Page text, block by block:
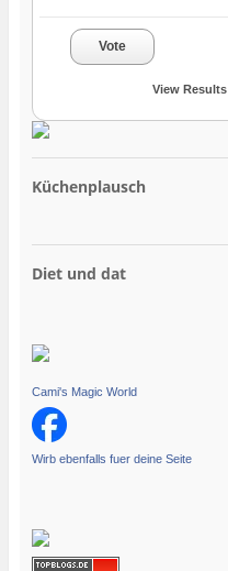
Vote
View Results
Küchenplausch
Diet und dat
Cami's Magic World
Wirb ebenfalls fuer deine Seite